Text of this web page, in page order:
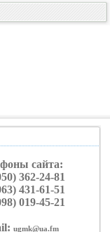
сайта:
362-24-81
431-61-51
019-45-21
ugmk@ua.fm